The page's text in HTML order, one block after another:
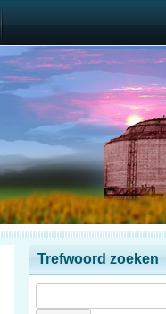
Trefwoord zoeken